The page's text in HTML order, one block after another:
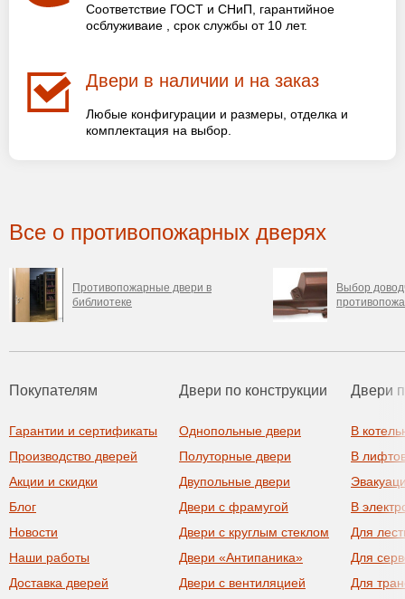
Соответствие ГОСТ и СНиП, гарантийное
осблуживаие , срок службы от 10 лет.
Двери в наличии и на заказ
Любые конфигурации и размеры, отделка и
комплектация на выбор.
Все о противопожарных дверях
Противопожарные двери в
библиотеке
Выбор
Покупателям
Гарантии и сертификаты
Производство дверей
Акции и скидки
Блог
Новости
Наши работы
Доставка дверей
Двери по конструкции
Однопольные двери
Полуторные двери
Двупольные двери
Двери с фрамугой
Двери с круглым стеклом
Двери «Антипаника»
Двери с вентиляцией
Двери
В
В
В
Для
Для
Для